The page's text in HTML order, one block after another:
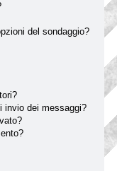
del sondaggio?
invio dei messaggi?